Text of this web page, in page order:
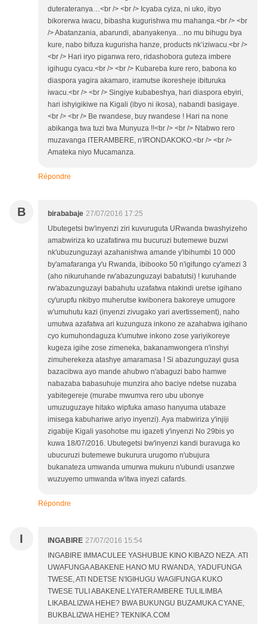
duterateranya…<br /> <br /> Icyaba cyiza, ni uko, ibyo
bikorerwa iwacu, bibasha kugurishwa mu mahanga.<br /> <br
/> Abatanzania, abarundi, abanyakenya…no mu bihugu bya
kure, nabo bifuza kugurisha hanze, products nk’iziwacu.<br />
<br /> Hari iryo piganwa rero, ridashobora guteza imbere
igihugu cyacu.<br /> <br /> Kubareba kure rero, babona ko
diaspora yagira akamaro, iramutse ikoresheje ibituruka
iwacu.<br /> <br /> Singiye kubabeshya, hari diaspora ebyiri,
hari ishyigikiwe na Kigali (ibyo ni ikosa), nabandi basigaye.
<br /> <br /> Be rwandese, buy rwandese ! Hari na none
abikanga twa tuzi twa Munyuza !!<br /> <br /> Ntabwo rero
muzavanga ITERAMBERE, n'IRONDAKOKO.<br /> <br />
Amateka niyo Mucamanza.
Répondre
B birababaje 27/07/2016 17:25
Ubutegetsi bw'inyenzi ziri kuvuruguta URwanda bwashyizeho
amabwiriza ko uzafatirwa mu bucuruzi butemewe buzwi
nk'ubuzunguzayi azahanishwa amande y'ibihumbi 10 000
by'amafaranga y'u Rwanda, ibibooko 50 n'igifungo cy'amezi 3
(aho nikuruhande rw'abazunguzayi babatutsi) ! kuruhande
rw'abazunguzayi babahutu uzafatwa ntakindi uretse igihano
cy'urupfu nkibyo muherutse kwibonera bakoreye umugore
w'umuhutu kazi (inyenzi zivugako yari avertissement), naho
umutwa azafatwa ari kuzunguza inkono ze azahabwa igihano
cyo kumuhondaguza k'umutwe inkono zose yariyikoreye
kugeza igihe zose zimeneka, bakanamwongera n'inshyi
zimuherekeza atashye amaramasa ! Si abazunguzayi gusa
bazacibwa ayo mande ahubwo n'abaguzi babo hamwe
nabazaba babasuhuje munzira aho baciye ndetse nuzaba
yabitegereje (murabe mwumva rero ubu ubonye
umuzuguzaye hitako wipfuka amaso hanyuma utabaze
imisega kabuhariwe ariyo inyenzi). Aya mabwiriza y'injiji
zigabije Kigali yasohotse mu igazeti y'inyenzi No 29bis yo
kuwa 18/07/2016. Ubutegetsi bw'inyenzi kandi buravuga ko
ubucuruzi butemewe bukurura urugomo n'ubujura
bukanateza umwanda umurwa mukuru n'ubundi usanzwe
wuzuyemo umwanda w'itwa inyezi cafards.
Répondre
I INGABIRE 27/07/2016 15:54
INGABIRE IMMACULEE YASHUBIJE KINO KIBAZO NEZA. ATI
UWAFUNGA ABAKENE HANO MU RWANDA, YADUFUNGA
TWESE, ATI NDETSE N'IGIHUGU WAGIFUNGA KUKO
TWESE TULI ABAKENE.LYATERAMBERE TULILIMBA
LIKABALIZWA HEHE? BWA BUKUNGU BUZAMUKA CYANE,
BUKBALIZWA HEHE? TEKNIKA.COM